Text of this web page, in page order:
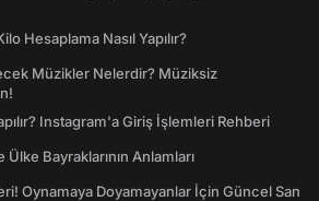
Hesaplama Nasıl Yapılır?
Müzikler Nelerdir? Müziksiz
Instagram'a Giriş İşlemleri Rehberi
Bayraklarının Anlamları
Oynamaya Doyamayanlar İçin Güncel San